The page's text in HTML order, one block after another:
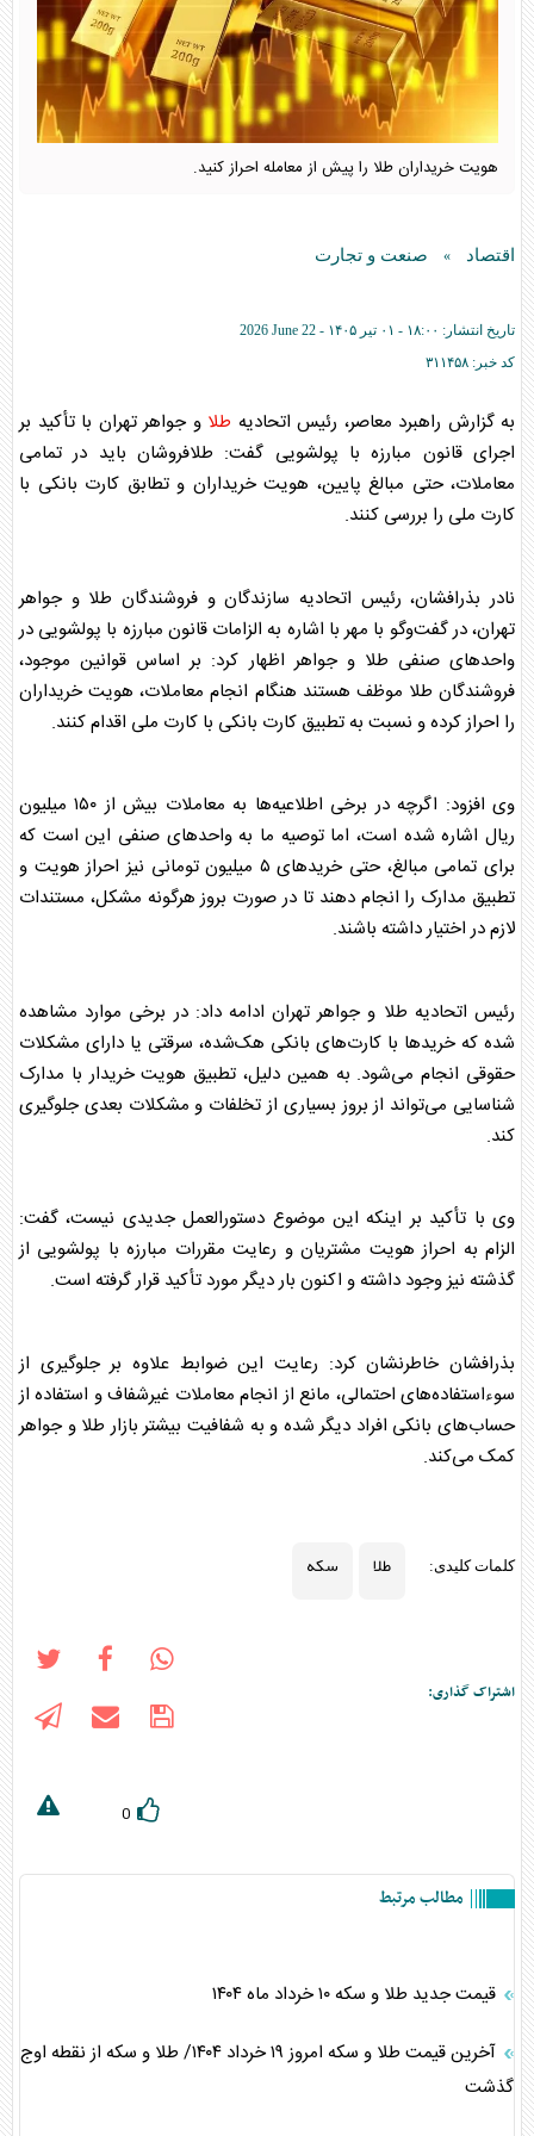
هویت خریداران طلا را پیش از معامله احراز کنید.
اقتصاد » صنعت و تجارت
تاریخ انتشار: ۱۸:۰۰ - ۰۱ تير ۱۴۰۵ -
2026 June 22
کد خبر: ۳۱۱۴۵۸
به گزارش راهبرد معاصر، رئیس اتحادیه طلا و جواهر تهران با تأکید بر
اجرای قانون مبارزه با پولشویی گفت: طلافروشان باید در تمامی
معاملات، حتی مبالغ پایین، هویت خریداران و تطابق کارت بانکی با
کارت ملی را بررسی کنند.
نادر بذرافشان، رئیس اتحادیه سازندگان و فروشندگان طلا و جواهر
تهران، در گفت‌و‌گو با مهر با اشاره به الزامات قانون مبارزه با پولشویی در
واحد‌های صنفی طلا و جواهر اظهار کرد: بر اساس قوانین موجود،
فروشندگان طلا موظف هستند هنگام انجام معاملات، هویت خریداران
را احراز کرده و نسبت به تطبیق کارت بانکی با کارت ملی اقدام کنند.
وی افزود: اگرچه در برخی اطلا
عیه‌ها به معاملات بیش از ۱۵۰ میلیون
ریال اشاره شده است، اما توصیه ما به واحد‌های صنفی این است که
برای تمامی مبالغ، حتی خرید‌های ۵ میلیون تومانی نیز احراز هویت و
تطبیق مدارک را انجام دهند تا در صورت بروز هرگونه مشکل، مستندات
لازم در اختیار داشته باشند.
رئیس اتحادیه طلا و جواهر تهران ادامه داد: در برخی موارد مشاهده
شده که خرید‌ها با کارت‌های بانکی هک‌شده، سرقتی یا دارای مشکلات
حقوقی انجام می‌شود. به همین دلیل، تطبیق هویت خریدار با مدارک
شناسایی می‌تواند از بروز بسیاری از تخلفات و مشکلات بعدی جلوگیری
کند.
وی با تأکید بر اینکه این موضوع دستورالعمل جدیدی نیست، گفت:
الزام به احراز هویت مشتریان و رعایت مقررات مبارزه با پولشویی از
گذشته نیز وجود داشته و اکنون بار دیگر مورد تأکید قرار گرفته است.
بذرافشان خاطرنشان کرد: رعایت این ضوابط علاوه بر جلوگیری از
سوءاستفاده‌های احتمالی، مانع از انجام معاملات غیرشفاف و استفاده از
حساب‌های بانکی افراد دیگر شده و به شفافیت بیشتر بازار طلا و جواهر
کمک می‌کند.
کلمات کلیدی: طلا سکه
اشتراک گذاری:
0
مطالب مرتبط
قیمت جدید طلا و سکه ۱۰ خرداد ماه ۱۴۰۴
آخرین قیمت طلا و سکه امروز ۱۹ خرداد ۱۴۰۴/ طلا و سکه از نقطه اوج
گذشت